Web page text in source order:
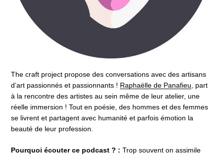
The craft project propose des conversations avec des artisans
d’art passionnés et passionnants ! Raphaëlle de Panafieu , part
à la rencontre des artistes au sein même de leur atelier, une
réelle immersion ! Tout en poésie, des hommes et des femmes
se livrent et partagent avec humanité et parfois émotion la
beauté de leur profession.
Pourquoi écouter ce podcast ? :Trop souvent on assimile